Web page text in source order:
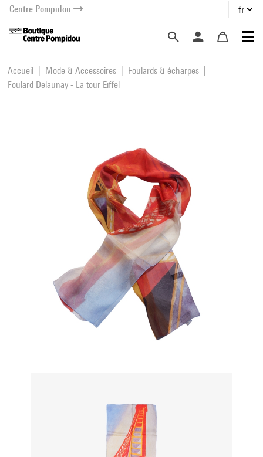
menu
contenu
Centre Pompidou fr
Accueil Mode & Accessoires
Foulards & écharpes
Foulard Delaunay - La tour Eiffel